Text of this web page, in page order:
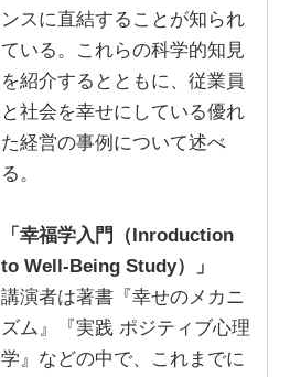
ンスに直結することが知られ
ている。これらの科学的知見
を紹介するとともに、従業員
と社会を幸せにしている優れ
た経営の事例について述べ
る。
「幸福学入門（Inroduction
to Well-Being Study）」
講演者は著書『幸せのメカニ
ズム』『実践 ポジティブ心理
学』などの中で、これまでに